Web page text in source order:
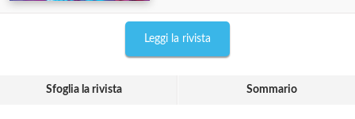
Leggi la rivista
Sfoglia la rivista Sommario